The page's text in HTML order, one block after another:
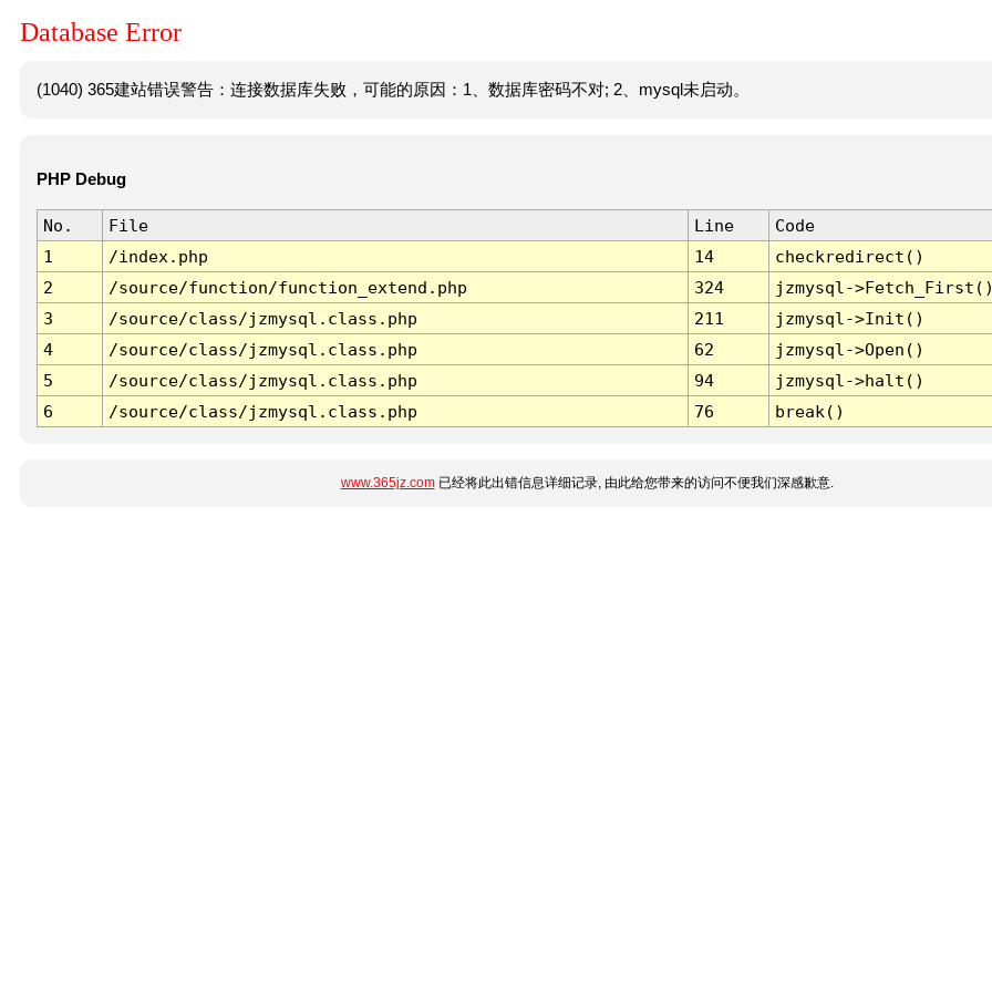
Database Error
(1040) 365建站错误警告：连接数据库失败，可能的原因：1、数据库密码不对; 2、mysql未启动。
PHP Debug
No. File Line
Code
1
/index.php 14
checkredirect()
2
/source/function/function_extend.php 324
jzmysql-
3
/source/class/jzmysql.class.php 211
jzmysql->Init()
4
/source/class/jzmysql.class.php 62
jzmysql->Open()
5
/source/class/jzmysql.class.php 94
jzmysql->halt()
6
/source/class/jzmysql.class.php 76 break()
www.365jz.com已经将此出错信息详细记录, 由此给您带来的访问不便我们深感歉意.